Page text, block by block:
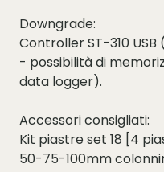
Downgrade:
Controller ST-310
- possibilità di
data logger).
Accessori consigliati:
Kit piastre set 18 [4
50-75-100mm